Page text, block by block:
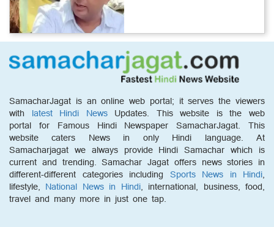
SamacharJagat is an online web portal; it serves the viewers
with latest Hindi NewsUpdates. This website is the web
portal for Famous Hindi Newspaper SamacharJagat. This
website caters News in only Hindi language. At
Samacharjagat we always provide Hindi Samachar which is
current and trending. Samachar Jagat offers news stories in
different-different categories including Sports News in Hindi,
lifestyle, National News in Hindi, international, business, food,
travel and many more in just one tap.